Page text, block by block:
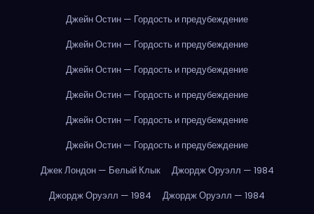
Джейн Остин — Гордость и предубеждение
Джейн Остин — Гордость и предубеждение
Джейн Остин — Гордость и предубеждение
Джейн Остин — Гордость и предубеждение
Джейн Остин — Гордость и предубеждение
Джейн Остин — Гордость и предубеждение
Джек Лондон — Белый Клык
Джордж Оруэлл — 1984
Джордж Оруэлл — 1984
Джордж Оруэлл — 1984